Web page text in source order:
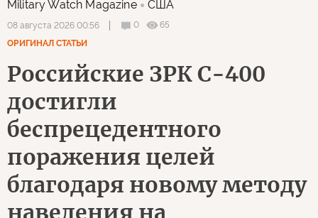
Military Watch Magazine США
08 августа 2026 00:56 0
65
ОРИГИНАЛ СТАТЬИ
Российские ЗРК С-400
достигли
беспрецедентного
поражения целей
благодаря новому методу
наведения на